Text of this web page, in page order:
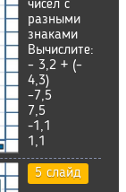
чисел с
разными
знаками
Вычислите:
– 3,2 + (–
4,3)
–7,5
7,5
-1,1
1,1
5 слайд